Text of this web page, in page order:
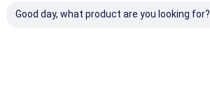
Good day, what product are you looking for?